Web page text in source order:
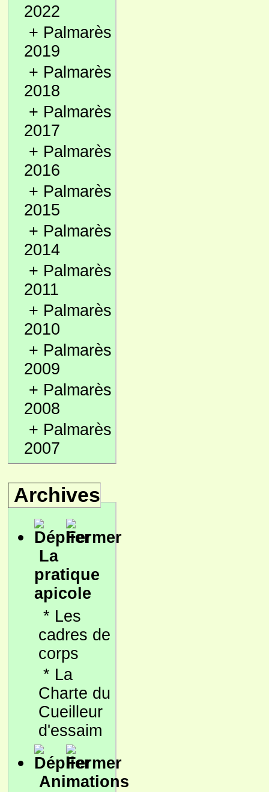
2022
+ Palmarès
2019
+ Palmarès
2018
+ Palmarès
2017
+ Palmarès
2016
+ Palmarès
2015
+ Palmarès
2014
+ Palmarès
2011
+ Palmarès
2010
+ Palmarès
2009
+ Palmarès
2008
+ Palmarès
2007
Archives
La
pratique
apicole
* Les
cadres de
corps
* La
Charte du
Cueilleur
d'essaim
Animations